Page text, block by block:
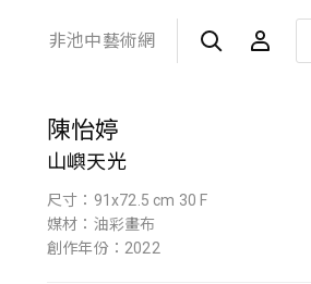
非池中藝術網
陳怡婷
山嶼天光
尺寸：91x72.5 cm 30 F
媒材：油彩畫布
創作年份：2022